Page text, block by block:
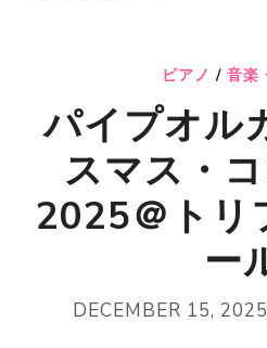
ピアノ / 音楽
パイプオル
スマス・
2025＠トリ
ー
DECEMBER 15, 2025